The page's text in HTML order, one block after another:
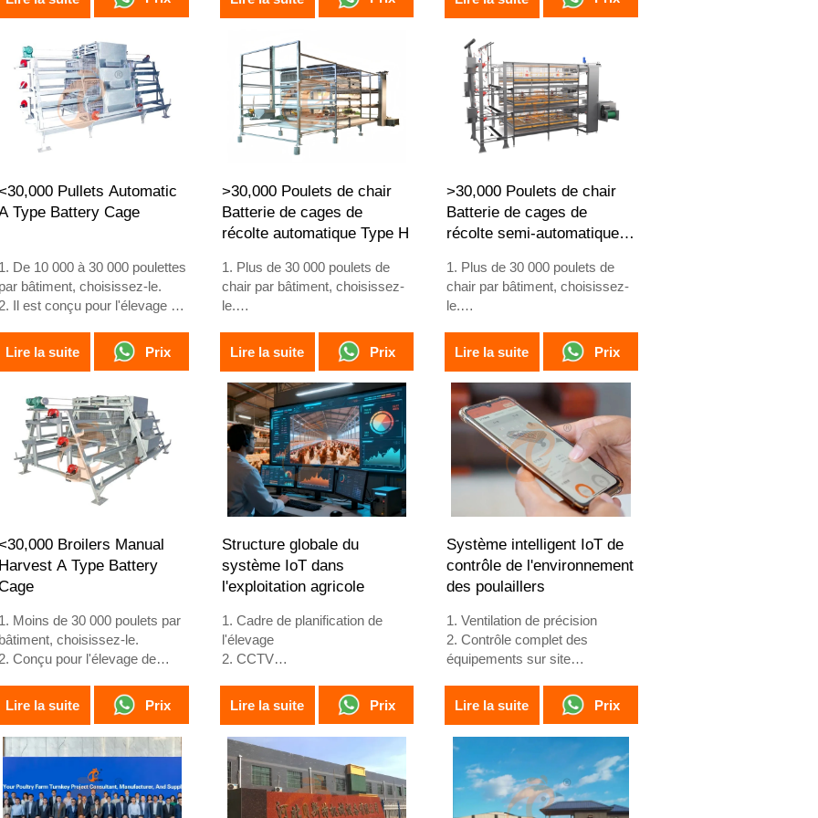
de 25 ans
4. Notre réception en ligne
24h/24, numéro WhatsApp :
+8618830120193, +234
8111199996
4. Notre service en ligne 24h/24
sur WhatsApp :
+8618830120193, +234
8111199996
ans.
4. Réception en ligne 24h/24
via WhatsApp au
+8618830120193, +234
8111199996
Pullets Automatic
Type Battery Cage
1. De 10 000 à 30 000 poulettes
par bâtiment, choisissez-le.
2. Il est conçu pour l'élevage de
jour jusqu'à 12 à 16 semaines,
âge auquel les poules
3. Sa durée de vie est de plus
de 25 ans.
4. Sa structure comprend une
fusion intelligente artificielle
Vcloud, un armoire électrique
de contrôle, des équipements
l'abreuvement, l'alimentation, le
nettoyage du fumier et la
récolte manuelle.
5. Notre réception en ligne
24h/24 est disponible sur
WhatsApp au numéro +86
18830120193.
Lire la suite Prix
>30,000 Poulets de chair
Batterie de cages de
récolte automatique Type H
1. Plus de 30 000 poulets de
chair par bâtiment, choisissez-
le.
poulets de chair âgés de 1 à 45
jours, prêts pour le marché.
3. Sa durée de vie est de plus
de 20 ans.
4. Notre réception en ligne
24h/24 est disponible sur
WhatsApp aux numéros
+8618830120193, +234
8111199996.
Lire la suite Prix
>30,000 Poulets de chair
Batterie de cages de
récolte semi-automatique
1. Plus de 30 000 poulets de
chair par bâtiment, choisissez-
le.
poulets de chair âgés de 1 à 45
jours, prêts pour le marché.
3. Sa durée de vie est de plus
de 20 ans.
4. Notre réception en ligne 24
heures sur 24 What'sApp NO.
est +8618830120193, +234
8111199996.
Lire la suite Prix
Broilers Manual
Harvest A Type Battery
1. Moins de 30 000 poulets par
bâtiment, choisissez-le.
2. Conçu pour l'élevage de
pour le marché.
3. Sa durée de vie est de plus
de 20 ans.
4. Sa structure comprend une
fusion intelligente artificielle
Vcloud, un armoire électrique,
des équipements automatiques
Lire la suite Prix
Structure globale du
système IoT dans
l'exploitation agricole
1. Cadre de planification de
l'élevage
2. CCTV
avicole - écran large complet
4. Gestion des alarmes
5. Réception /WhatsApp NO. :
+8618830120193
Lire la suite Prix
Système intelligent IoT de
contrôle de l'environnement
des poulaillers
1. Ventilation de précision
2. Contrôle complet des
équipements sur site
d'autodiagnostic
4. Matériel aux normes
européennes
5. Réception /WhatsApp NO. :
+8618830120193
Lire la suite Prix